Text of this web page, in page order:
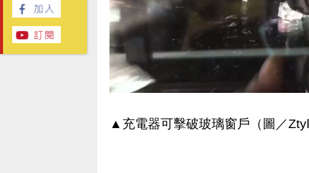
▲充電器可擊破玻璃窗戶（圖／